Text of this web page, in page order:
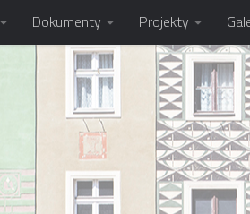
Dokumenty Projekty